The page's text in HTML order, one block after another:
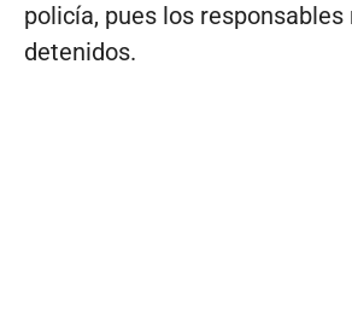
policía, pues los
detenidos.